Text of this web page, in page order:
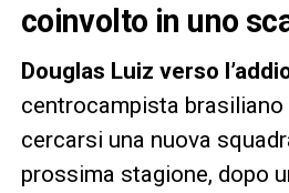
coinvolto in uno
Douglas Luiz verso
centrocampista
cercarsi una nuova
prossima stagione, dopo